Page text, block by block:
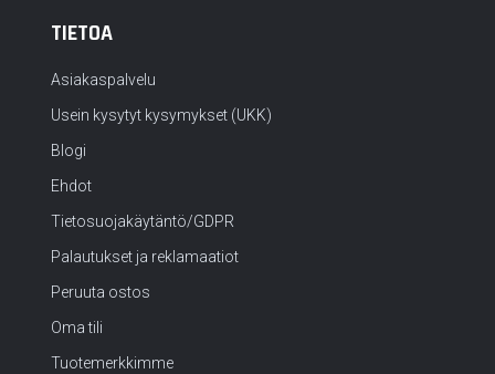
TIETOA
Asiakaspalvelu
Usein kysytyt kysymykset (UKK)
Blogi
Ehdot
Tietosuojakäytäntö/GDPR
Palautukset ja reklamaatiot
Peruuta ostos
Oma tili
Tuotemerkkimme